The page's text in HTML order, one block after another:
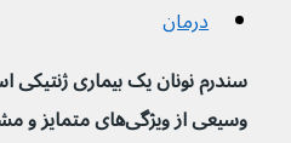
درمان
وسیعی از ویژگی‌های متمایز و مشکلات سلامتی را ایجاد کند.